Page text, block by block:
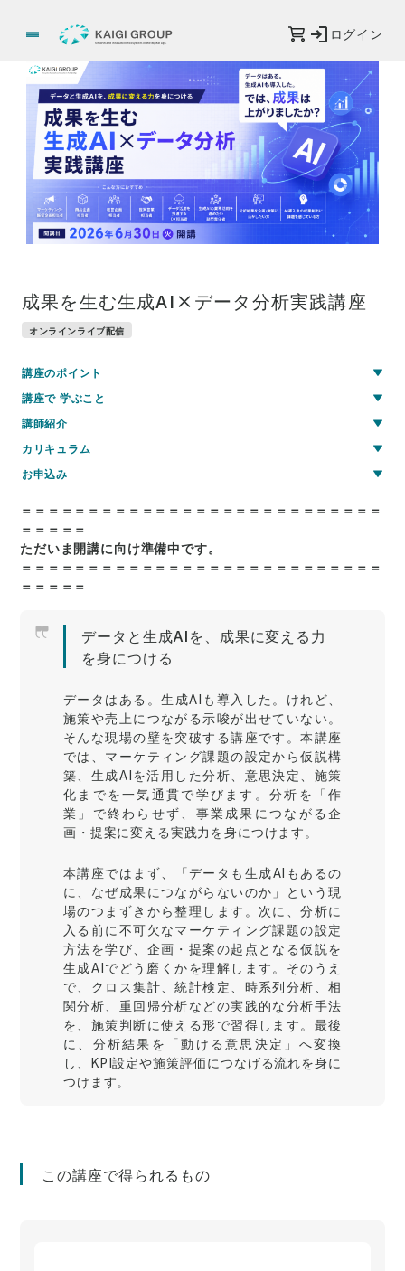
ログイン
＝＝＝＝＝＝＝＝＝＝＝＝＝＝＝＝＝＝＝＝＝＝＝＝＝＝＝
＝＝＝＝＝
ただいま開講に向け準備中です。
＝＝＝＝＝＝＝＝＝＝＝＝＝＝＝＝＝＝＝＝＝＝＝＝＝＝＝
＝＝＝＝＝
データと生成AIを、成果に変える力
を身につける
データはある。生成AIも導入した。けれど、
施策や売上につながる示唆が出せていない。
そんな現場の壁を突破する講座です。本講座
では、マーケティング課題の設定から仮説構
築、生成AIを活用した分析、意思決定、施策
化までを一気通貫で学びます。分析を「作
業」で終わらせず、事業成果につながる企
画・提案に変える実践力を身につけます。
本講座ではまず、「データも生成AIもあるの
に、なぜ成果につながらないのか」という現
場のつまずきから整理します。次に、分析に
入る前に不可欠なマーケティング課題の設定
方法を学び、企画・提案の起点となる仮説を
生成AIでどう磨くかを理解します。そのうえ
で、クロス集計、統計検定、時系列分析、相
関分析、重回帰分析などの実践的な分析手法
を、施策判断に使える形で習得します。最後
に、分析結果を「動ける意思決定」へ変換
し、KPI設定や施策評価につなげる流れを身に
つけます。
この講座で得られるもの
成果を生む生成AI×データ分析実践講座
オンラインライブ配信
講座のポイント
講座で 学ぶこと
講師紹介
カリキュラム
お申込み